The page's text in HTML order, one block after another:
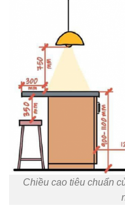
Chiều cao tiêu chuẩn